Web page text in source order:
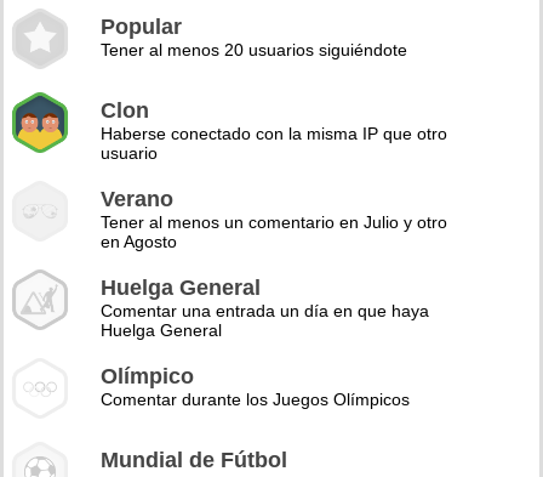
Popular
Tener al menos 20 usuarios siguiéndote
Clon
Haberse conectado con la misma IP que otro
usuario
Verano
Tener al menos un comentario en Julio y otro
en Agosto
Huelga General
Comentar una entrada un día en que haya
Huelga General
Olímpico
Comentar durante los Juegos Olímpicos
Mundial de Fútbol